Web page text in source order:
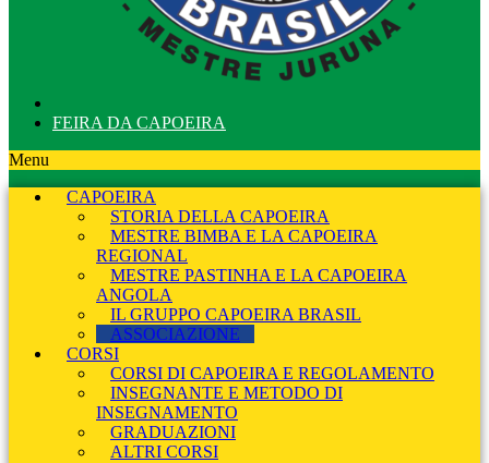
FEIRA DA CAPOEIRA
Menu
CAPOEIRA
STORIA DELLA CAPOEIRA
MESTRE BIMBA E LA CAPOEIRA
REGIONAL
MESTRE PASTINHA E LA CAPOEIRA
ANGOLA
IL GRUPPO CAPOEIRA BRASIL
ASSOCIAZIONE
CORSI
CORSI DI CAPOEIRA E REGOLAMENTO
INSEGNANTE E METODO DI
INSEGNAMENTO
GRADUAZIONI
ALTRI CORSI